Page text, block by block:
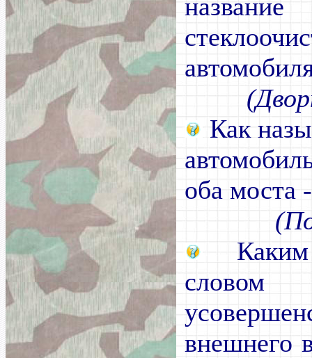
название
Как
оба моста
Каким
словом
внешнего